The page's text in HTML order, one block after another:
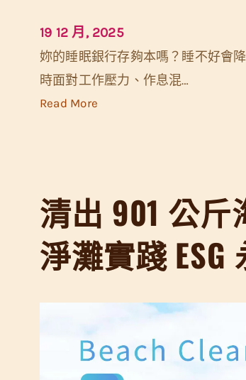
19 12 月, 2025
妳的睡眠銀行存夠本嗎？睡不好會
時面對工作壓力、作息混…
Read More:
傷
卵
？
眠
品
清出 901 公
淨灘實踐 ESG